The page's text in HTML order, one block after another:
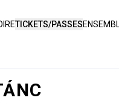
TICKETS/PASSES